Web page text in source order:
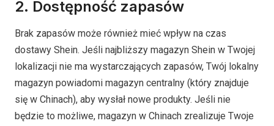
2. Dostępność zapasów
Brak zapasów może również mieć wpływ na czas
dostawy Shein. Jeśli najbliższy magazyn Shein w Twojej
lokalizacji nie ma wystarczających zapasów, Twój lokalny
magazyn powiadomi magazyn centralny (który znajduje
się w Chinach), aby wysłał nowe produkty. Jeśli nie
będzie to możliwe, magazyn w Chinach zrealizuje Twoje